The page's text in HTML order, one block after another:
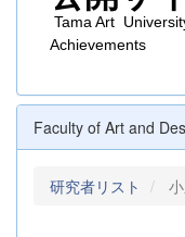
Tama Art
Achievements
Faculty of Art and
研究者リスト